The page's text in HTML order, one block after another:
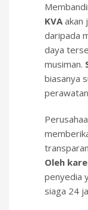
KVAakan
daripada
daya
musiman.
biasanya
Oleh
penyedia
siaga 24